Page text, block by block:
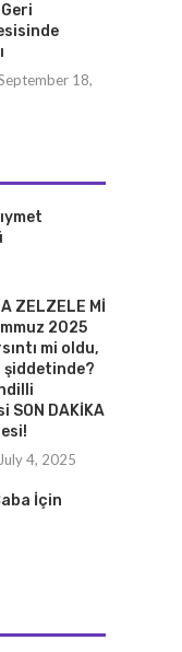
18,
ZELZELE Mİ
2025
mi oldu,
şiddetinde?
SON DAKİKA
July 4, 2025
İçin